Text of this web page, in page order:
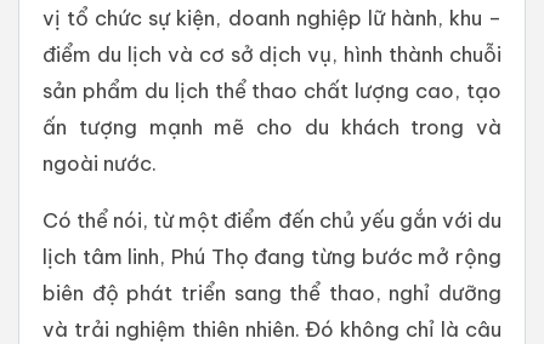
vị tổ chức sự kiện, doanh nghiệp lữ hành, khu –
điểm du lịch và cơ sở dịch vụ, hình thành chuỗi
sản phẩm du lịch thể thao chất lượng cao, tạo
ấn tượng mạnh mẽ cho du khách trong và
ngoài nước.
Có thể nói, từ một điểm đến chủ yếu gắn với du
lịch tâm linh, Phú Thọ đang từng bước mở rộng
biên độ phát triển sang thể thao, nghỉ dưỡng
và trải nghiệm thiên nhiên. Đó không chỉ là câu